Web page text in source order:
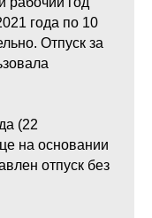
года по 10
Отпуск за
(22
на основании
отпуск без